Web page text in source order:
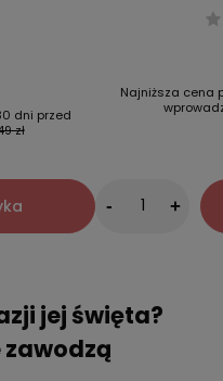
dni przed
zł
Najniższa cena
- +
jej święta?
zawodzą